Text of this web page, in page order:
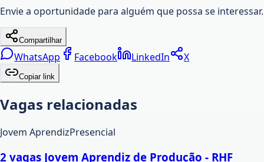
Envie a oportunidade para alguém que possa se interessar.
Compartilhar
WhatsApp Facebook LinkedIn X
Copiar link
Vagas relacionadas
Jovem AprendizPresencial
2 vagas Jovem Aprendiz de Produção - RHF